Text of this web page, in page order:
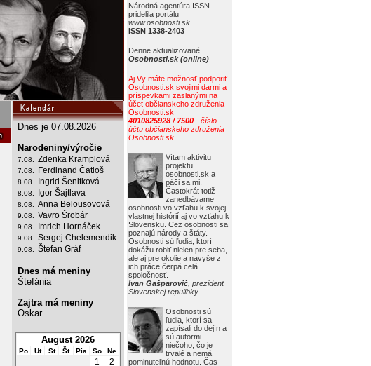
Národná agentúra ISSN
pridelila portálu
www.osobnosti.sk
ISSN 1338-2403
Denne aktualizované.
Osobnosti.sk (online)
Aj Vy máte možnosť podporiť
Osobnosti.sk svojimi darmi a
príspevkami zaslanými na
účet občianskeho združenia
Osobnosti.sk
4010825928 / 7500 - číslo
účtu občianskeho združenia
Osobnosti.sk
Vítam aktivitu
projektu
osobnosti.sk a
páči sa mi.
Častokrát totiž
zanedbávame
osobnosti vo vzťahu k svojej
vlastnej histórií aj vo vzťahu k
Slovensku. Cez osobnosti sa
poznajú národy a štáty.
Osobnosti sú ľudia, ktorí
dokážu robiť nielen pre seba,
ale aj pre okolie a navyše z
ich práce čerpá celá
spoločnosť.
Ivan Gašparovič , prezident
Slovenskej repulibky
Osobnosti sú
ľudia, ktorí sa
zapísali do dejín a
sú autormi
niečoho, čo je
trvalé a nemá
pominuteľnú hodnotu. Čas
Dnes je 07.08.2026
Narodeniny/výročie
7.08. Zdenka Kramplová
7.08. Ferdinand Čatloš
8.08. Ingrid Šenitková
8.08. Igor Šajtlava
8.08. Anna Belousovová
9.08. Vavro Šrobár
9.08. Imrich Hornáček
9.08. Sergej Chelemendik
9.08. Štefan Gráf
Dnes má meniny
Štefánia
Zajtra má meniny
Oskar
August 2026
Po Ut St Št Pia So Ne
1
2